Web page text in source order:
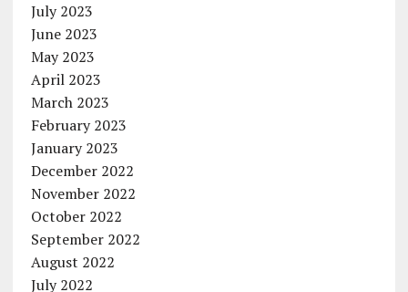
July 2023
June 2023
May 2023
April 2023
March 2023
February 2023
January 2023
December 2022
November 2022
October 2022
September 2022
August 2022
July 2022